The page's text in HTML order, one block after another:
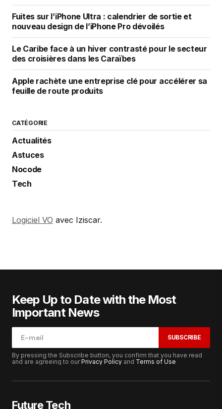
Fuites sur l’iPhone Ultra : calendrier de sortie et
nouveau design de l’iPhone Pro dévoilés
Le Caribe face à un hiver contrasté pour le secteur
des croisières dans les Caraïbes
Apple rachète une entreprise clé pour accélérer sa
feuille de route produits
CATÉGORIE
Actualités
Astuces
Nocode
Tech
Logiciel VO avec Iziscar.
Keep Up to Date with the Most
Important News
SUBSCRIBE
By pressing the Subscribe button, you confirm that you have read
and are agreeing to ourPrivacy Policy and Terms of Use
Future Tech